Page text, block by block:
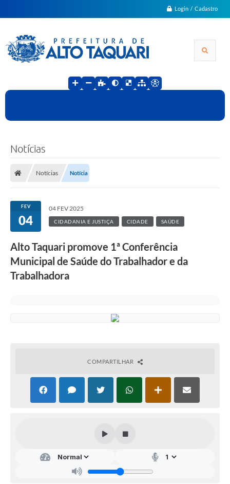
Login / Cadastro
Notícias
Notícias Notícia
FEV
04
04 FEV 2025
CIDADANIA E JUSTIÇA CIDADE SAÚDE
Alto Taquari promove 1ª Conferência
Municipal de Saúde do Trabalhador e da
Trabalhadora
COMPARTILHAR